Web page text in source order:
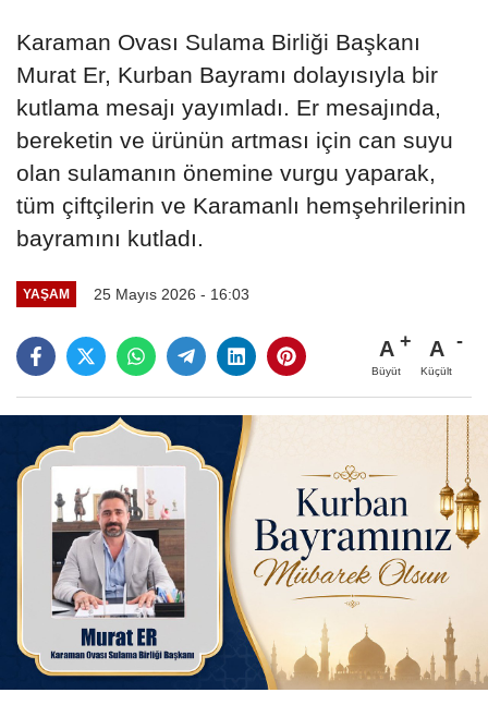
Karaman Ovası Sulama Birliği Başkanı
Murat Er, Kurban Bayramı dolayısıyla bir
kutlama mesajı yayımladı. Er mesajında,
bereketin ve ürünün artması için can suyu
olan sulamanın önemine vurgu yaparak,
tüm çiftçilerin ve Karamanlı hemşehrilerinin
bayramını kutladı.
YAŞAM 25 Mayıs 2026 - 16:03
A
Büyüt
A
Küçült